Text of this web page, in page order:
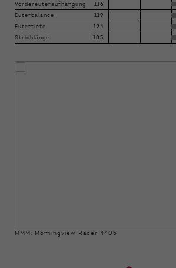
Vordereuteraufhängung 116
Euterbalance 119
Eutertiefe 124
Strichlänge 105
MMM: Morningview Racer 4405